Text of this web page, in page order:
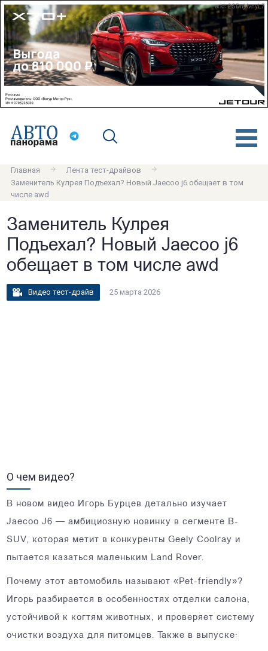
erid: 2SDnjdvnyL7
Главная
Лента тест-драйвов
Заменитель Кулрея Подъехал? Новый Jaecoo j6 обещает в том
числе awd
Заменитель Кулрея
Подъехал? Новый Jaecoo j6
обещает в том числе awd
Видео тест-драйв 25 марта 2026
О чем видео?
В новом видео Игорь Бурцев детально изучает
Jaecoo J6 — амбициозную новинку в сегменте B-
SUV, которая метит в конкуренты Geely Coolray и
пытается казаться маленьким Land Rover.
Почему этот автомобиль называют «Pet-friendly»?
Игорь разбирается в особенностях отделки салона,
устойчивой к когтям животных, и проверяет систему
очистки воздуха для питомцев. Также в выпуске: